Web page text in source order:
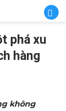
phá xu
hàng
không